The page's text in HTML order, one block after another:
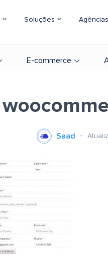
Soluções Agências
E-commerce
Saad